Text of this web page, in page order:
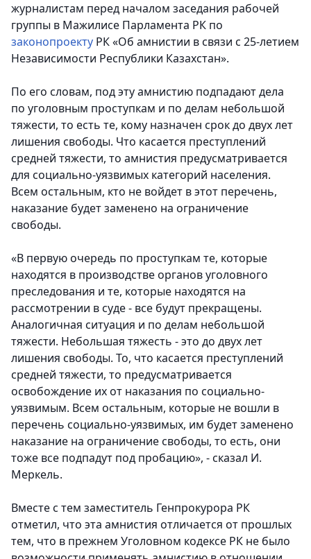
журналистам перед началом заседания рабочей
группы в Мажилисе Парламента РК по
законопроекту РК «Об амнистии в связи с 25-летием
Независимости Республики Казахстан».
По его словам, под эту амнистию подпадают дела
по уголовным проступкам и по делам небольшой
тяжести, то есть те, кому назначен срок до двух лет
лишения свободы. Что касается преступлений
средней тяжести, то амнистия предусматривается
для социально-уязвимых категорий населения.
Всем остальным, кто не войдет в этот перечень,
наказание будет заменено на ограничение
свободы.
«В первую очередь по проступкам те, которые
находятся в производстве органов уголовного
преследования и те, которые находятся на
рассмотрении в суде - все будут прекращены.
Аналогичная ситуация и по делам небольшой
тяжести. Небольшая тяжесть - это до двух лет
лишения свободы. То, что касается преступлений
средней тяжести, то предусматривается
освобождение их от наказания по социально-
уязвимым. Всем остальным, которые не вошли в
перечень социально-уязвимых, им будет заменено
наказание на ограничение свободы, то есть, они
тоже все подпадут под пробацию», - сказал И.
Меркель.
Вместе с тем заместитель Генпрокурора РК
отметил, что эта амнистия отличается от прошлых
тем, что в прежнем Уголовном кодексе РК не было